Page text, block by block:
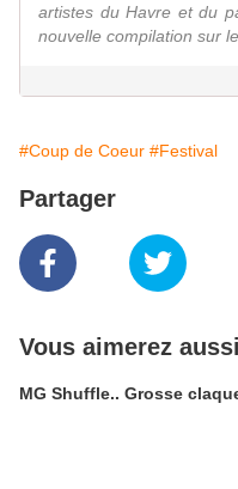
artistes du Havre et du
nouvelle compilation sur
#Coup de Coeur #Festival
Partager
Vous aimerez aussi
MG Shuffle.. Grosse